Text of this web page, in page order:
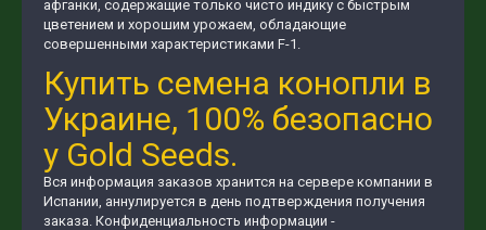
афганки, содержащие только чисто индику с быстрым
цветением и хорошим урожаем, обладающие
совершенными характеристиками F-1.
Купить семена конопли в
Украине, 100% безопасно
у Gold Seeds.
Вся информация заказов хранится на сервере компании в
Испании, аннулируется в день подтверждения получения
заказа. Конфиденциальность информации -